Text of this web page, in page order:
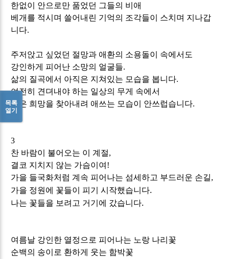
한없이 안으로만 품었던 그들의 비애
베개를 적시며 쓸어내린 기억의 조각들이 스치며 지나갑
니다.
주저앉고 싶었던 절망과 애환의 소용돌이 속에서도
강인하게 피어난 소망의 얼굴들.
삶의 질곡에서 아직은 지쳐있는 모습을 봅니다.
여전히 견뎌내야 하는 일상의 무게 속에서
작은 희망을 찾아내려 애쓰는 모습이 안쓰럽습니다.
3
찬 바람이 불어오는 이 계절,
결코 지치지 않는 가슴이여 !
가을 들국화처럼 계속 피어나는 섬세하고 부드러운 손길,
가을 정원에 꽃들이 피기 시작했습니다.
나는 꽃들을 보려고 거기에 갔습니다.
여름날 강인한 열정으로 피어나는 노랑 나리꽃
순백의 송이로 환하게 웃는 함박꽃
목록
열기